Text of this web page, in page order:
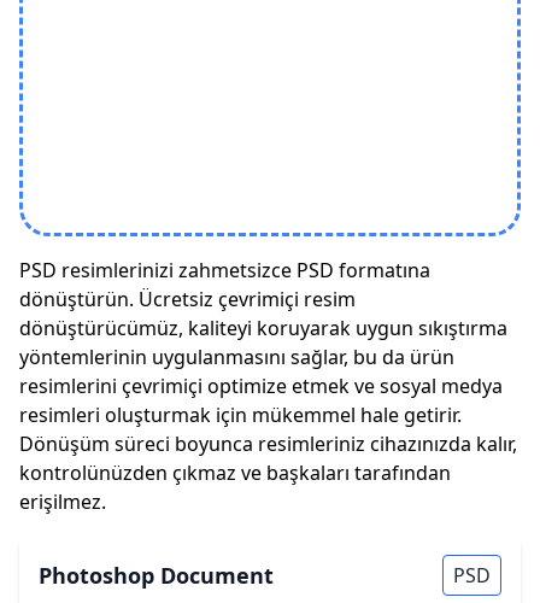
PSD resimlerinizi zahmetsizce PSD formatına
dönüştürün. Ücretsiz çevrimiçi resim
dönüştürücümüz, kaliteyi koruyarak uygun sıkıştırma
yöntemlerinin uygulanmasını sağlar, bu da ürün
resimlerini çevrimiçi optimize etmek ve sosyal medya
resimleri oluşturmak için mükemmel hale getirir.
Dönüşüm süreci boyunca resimleriniz cihazınızda kalır,
kontrolünüzden çıkmaz ve başkaları tarafından
erişilmez.
Photoshop Document PSD